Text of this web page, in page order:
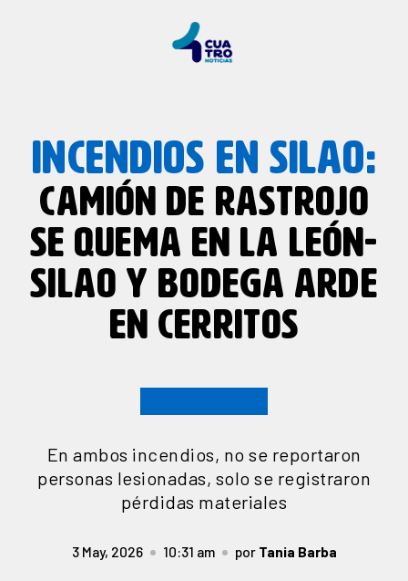
INCENDIOS EN SILAO:
CAMIÓN DE RASTROJO
SE QUEMA EN LA LEÓN-
SILAO Y BODEGA ARDE
EN CERRITOS
En ambos incendios, no se reportaron
personas lesionadas, solo se registraron
pérdidas materiales
3 May, 2026 10:31 am por Tania Barba